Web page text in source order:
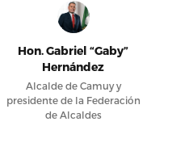
Hon. Gabriel “Gaby”
Hernández
Alcalde de Camuy y
presidente de la Federación
de Alcaldes